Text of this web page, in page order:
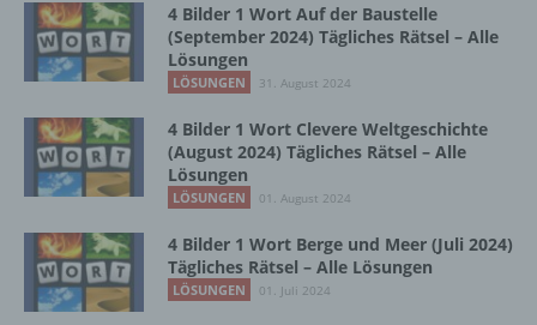
4 Bilder 1 Wort Auf der Baustelle
(September 2024) Tägliches Rätsel – Alle
Lösungen
LÖSUNGEN 31. August 2024
4 Bilder 1 Wort Clevere Weltgeschichte
(August 2024) Tägliches Rätsel – Alle
Lösungen
LÖSUNGEN 01. August 2024
4 Bilder 1 Wort Berge und Meer (Juli 2024)
Tägliches Rätsel – Alle Lösungen
LÖSUNGEN 01. Juli 2024
so kann der Verantwortliche
beziehungsweise können die bestimmten
Kriterien seiner Benennung nach dem
Unionsrecht oder dem Recht der
Mitgliedstaaten vorgesehen werden.
h) Auftragsverarbeiter
Auftragsverarbeiter ist eine natürliche oder
juristische Person, Behörde, Einrichtung
oder andere Stelle, die personenbezogene